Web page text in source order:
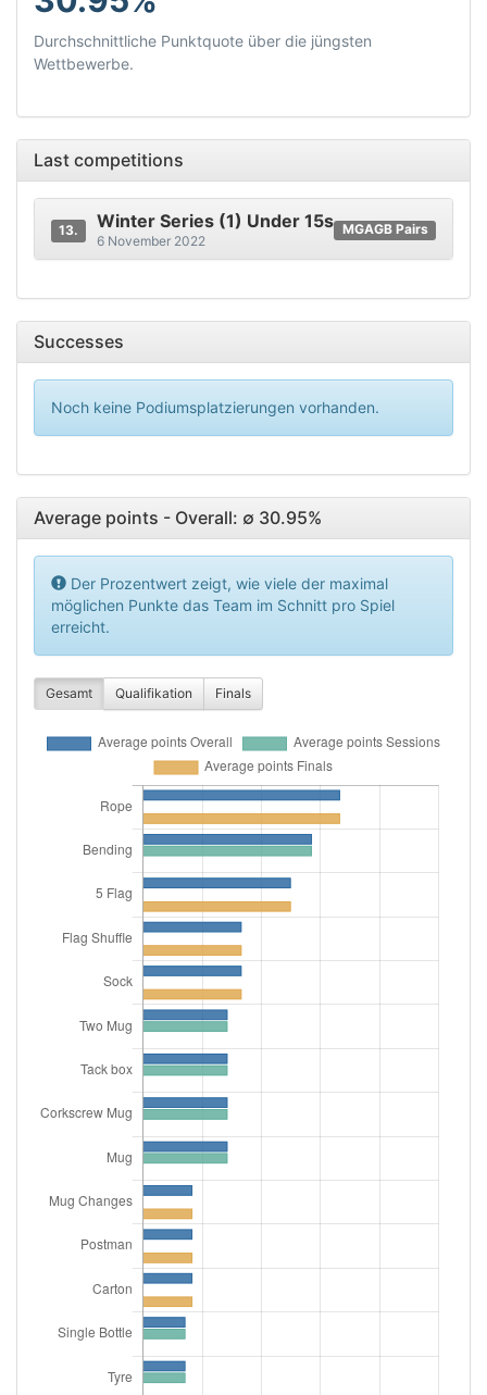
Durchschnittliche Punktquote über die jüngsten
Wettbewerbe.
Last competitions
13. Winter Series (1) Under 15s
6 November 2022
MGAGB Pairs
Successes
Noch keine Podiumsplatzierungen vorhanden.
Average points - Overall: ∅ 30.95%
Der Prozentwert zeigt, wie viele der maximal
möglichen Punkte das Team im Schnitt pro Spiel
erreicht.
Gesamt Qualifikation Finals